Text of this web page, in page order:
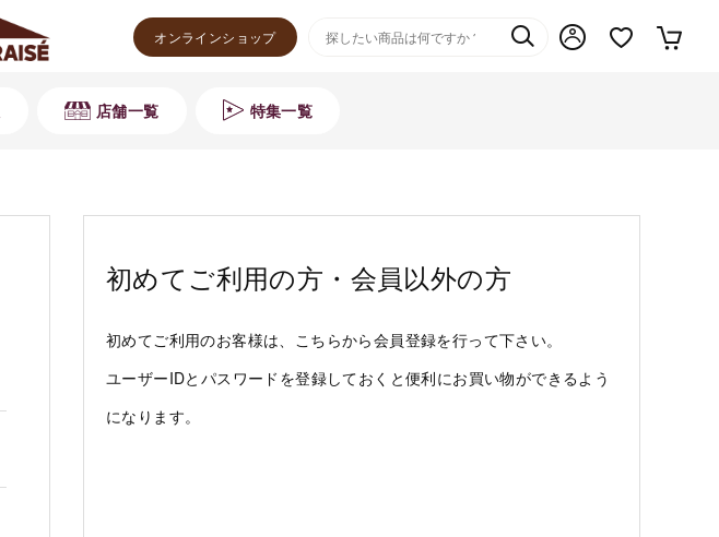
オンラインショップ
店舗一覧 特集一覧
初めてご利用の方・会員以外の方
初めてご利用のお客様は、こちらから会員登録を行って下さい。
ユーザーIDとパスワードを登録しておくと便利にお買い物ができるよう
になります。